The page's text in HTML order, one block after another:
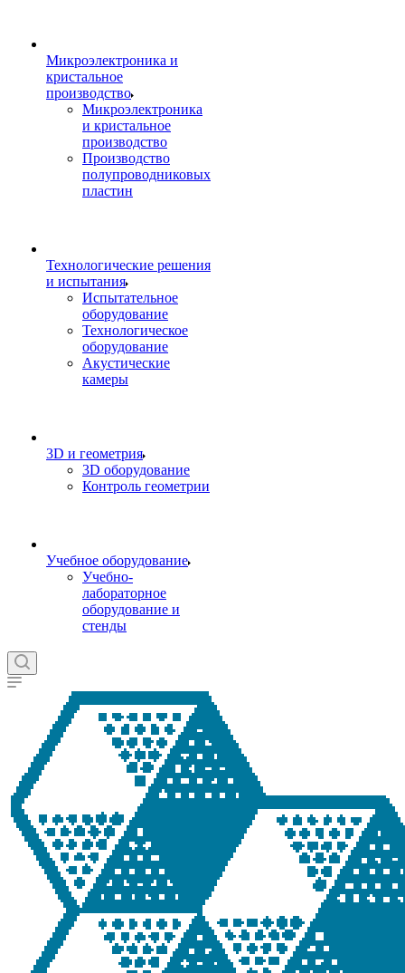
Микроэлектроника и
кристальное
производство
Микроэлектроника
и кристальное
производство
Производство
полупроводниковых
пластин
Технологические решения
и испытания
Испытательное
оборудование
Технологическое
оборудование
Акустические
камеры
3D и геометрия
3D оборудование
Контроль геометрии
Учебное оборудование
Учебно-
лабораторное
оборудование и
стенды